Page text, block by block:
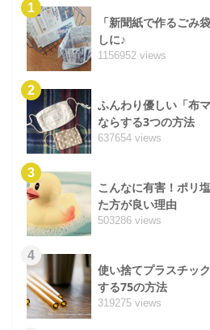
1
「新聞紙で作るごみ
しに♪
1156952 views
2
ふんわり優しい「布
ならする3つの方法
637654 views
3
こんなに有害！ポリ
た方が良い理由
503286 views
4
使い捨てプラスチッ
する75の方法
319275 views